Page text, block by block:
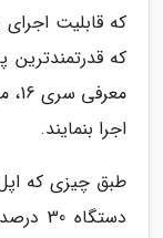
که قابلیت
که قدرتمندترین
اجرا بنمایند.